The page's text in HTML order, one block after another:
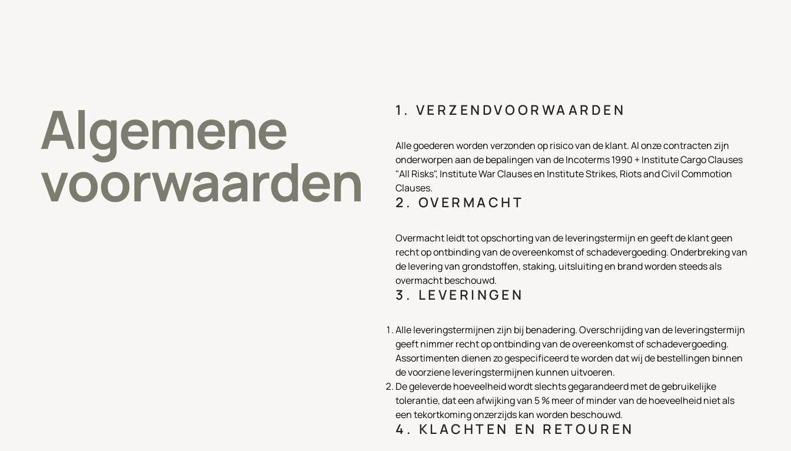
Algemene
voorwaarden
1. VERZENDVOORWAARDEN
Alle goederen worden verzonden op risico van de klant. Al onze contracten zijn
onderworpen aan de bepalingen van de Incoterms 1990 + Institute Cargo Clauses
"All Risks", Institute War Clauses en Institute Strikes, Riots and Civil Commotion
Clauses.
2. OVERMACHT
Overmacht leidt tot opschorting van de leveringstermijn en geeft de klant geen
recht op ontbinding van de overeenkomst of schadevergoeding. Onderbreking van
de levering van grondstoffen, staking, uitsluiting en brand worden steeds als
overmacht beschouwd.
3. LEVERINGEN
Alle leveringstermijnen zijn bij benadering. Overschrijding van de leveringstermijn
geeft nimmer recht op ontbinding van de overeenkomst of schadevergoeding.
Assortimenten dienen zo gespecificeerd te worden dat wij de bestellingen binnen
de voorziene leveringstermijnen kunnen uitvoeren.
De geleverde hoeveelheid wordt slechts gegarandeerd met de gebruikelijke
tolerantie, dat een afwijking van 5 % meer of minder van de hoeveelheid niet als
een tekortkoming onzerzijds kan worden beschouwd.
4. KLACHTEN EN RETOUREN